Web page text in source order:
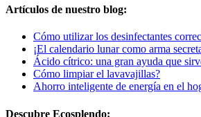
Artículos de nuestro blog:
Cómo utilizar los desinfectantes
¡El calendario lunar como arma
Ácido cítrico: una gran ayuda que
Cómo limpiar el lavavajillas?
Ahorro inteligente de energía en el
Descubre Ecosplendo: